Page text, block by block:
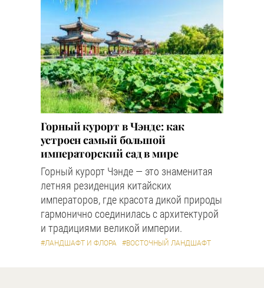
Горный курорт в Чэнде: как
устроен самый большой
императорский сад в мире
Горный курорт Чэнде — это знаменитая
летняя резиденция китайских
императоров, где красота дикой природы
гармонично соединилась с архитектурой
и традициями великой империи.
#ЛАНДШАФТ И ФЛОРА #ВОСТОЧНЫЙ ЛАНДШАФТ